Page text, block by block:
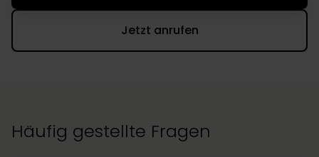
Jetzt anrufen
Häufig gestellte Fragen